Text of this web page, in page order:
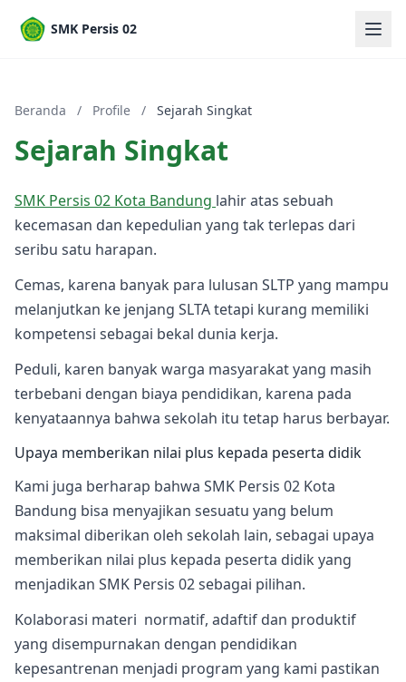
SMK Persis 02
Beranda / Profile / Sejarah Singkat
Sejarah Singkat
SMK Persis 02 Kota Bandung lahir atas sebuah
kecemasan dan kepedulian yang tak terlepas dari
seribu satu harapan.
Cemas, karena banyak para lulusan SLTP yang mampu
melanjutkan ke jenjang SLTA tetapi kurang memiliki
kompetensi sebagai bekal dunia kerja.
Peduli, karen banyak warga masyarakat yang masih
terbebani dengan biaya pendidikan, karena pada
kenyataannya bahwa sekolah itu tetap harus berbayar.
Upaya memberikan nilai plus kepada peserta didik
Kami juga berharap bahwa SMK Persis 02 Kota
Bandung bisa menyajikan sesuatu yang belum
maksimal diberikan oleh sekolah lain, sebagai upaya
memberikan nilai plus kepada peserta didik yang
menjadikan SMK Persis 02 sebagai pilihan.
Kolaborasi materi normatif, adaftif dan produktif
yang disempurnakan dengan pendidikan
kepesantrenan menjadi program yang kami pastikan